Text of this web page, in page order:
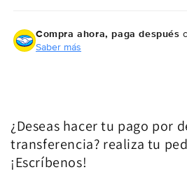
Compra ahora, paga después
Saber más
¿Deseas hacer tu pago por
transferencia? realiza tu
¡Escríbenos!